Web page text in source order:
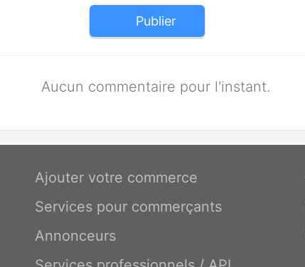
Publier
Aucun commentaire pour l'instant.
Ajouter votre commerce
Services pour commerçants
Annonceurs